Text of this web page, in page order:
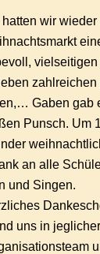
wir wieder
vielseitigen
zahlreichen
Gaben gab
Punsch. Um
an alle
und Singen.
uns in